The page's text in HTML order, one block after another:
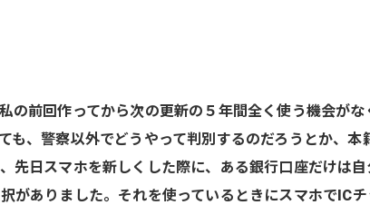
前回作ってから次の更新の５年間全く使う機会がな
、警察以外でどうやって判別するのだろうとか、本
日スマホを新しくした際に、ある銀行口座だけは自
ありました。それを使っているときにスマホでICチ